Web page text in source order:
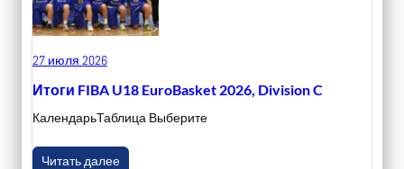
27 июля 2026
Итоги FIBA U18 EuroBasket 2026, Division C
КалендарьТаблица Выберите
Читать далее